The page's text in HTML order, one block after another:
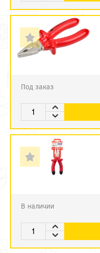
Под заказ
В наличии